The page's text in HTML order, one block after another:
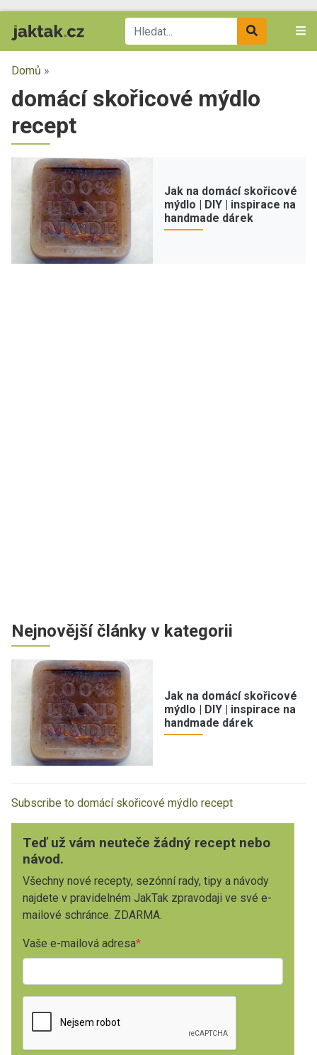
Domů »
domácí skořicové mýdlo
recept
Jak na domácí skořicové
mýdlo | DIY | inspirace na
handmade dárek
Nejnovější články v kategorii
Jak na domácí skořicové
mýdlo | DIY | inspirace na
handmade dárek
Subscribe to domácí skořicové mýdlo recept
Teď už vám neuteče žádný recept nebo
návod.
Všechny nové recepty, sezónní rady, tipy a návody
najdete v pravidelném JakTak zpravodaji ve své e-
mailové schránce. ZDARMA.
Vaše e-mailová adresa